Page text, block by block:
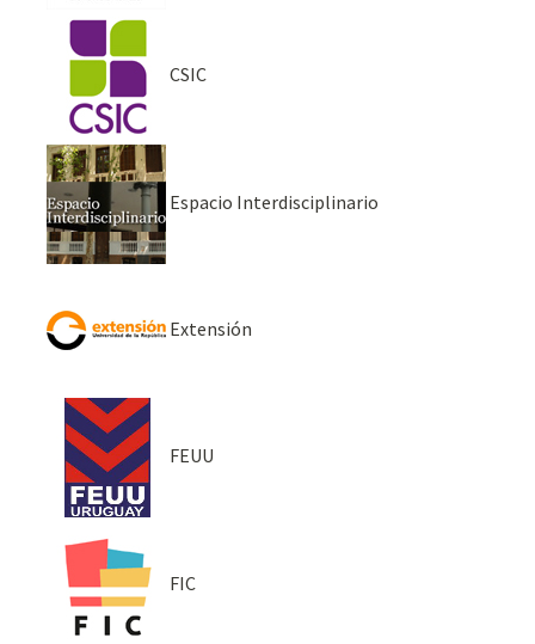
CSIC
Espacio Interdisciplinario
Extensión
FEUU
FIC